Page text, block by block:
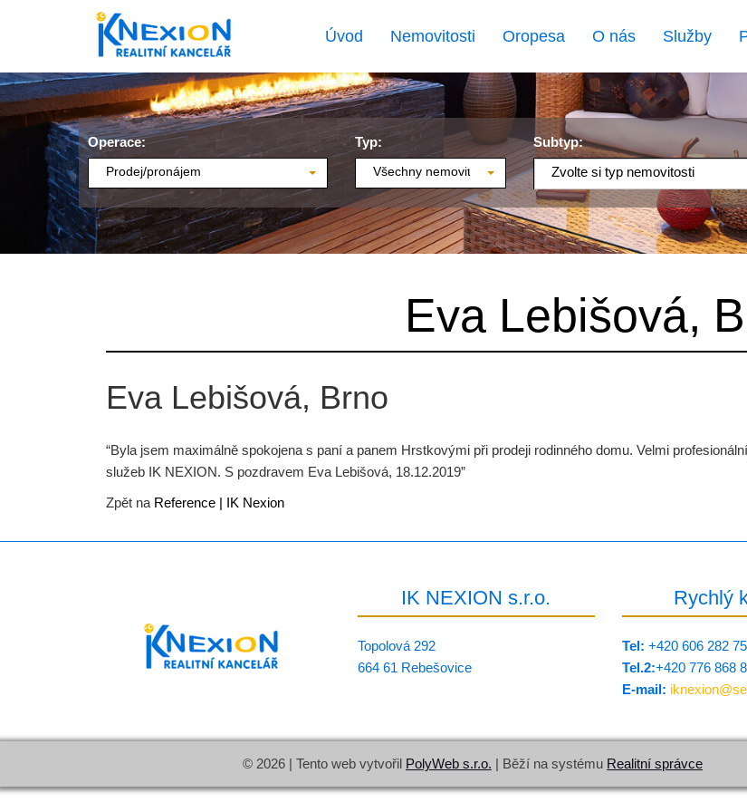
Úvod Nemovitosti Oropesa O nás Služby
Operace:
Prodej/pronájem
Typ:
Všechny nemovitosti
Subtyp:
Zvolte si typ nemovitosti
Eva Lebišová,
Eva Lebišová, Brno
“Byla jsem maximálně spokojena s paní a panem Hrstkovými při prodeji rodinného domu. Velmi
služeb IK NEXION. S pozdravem Eva Lebišová, 18.12.2019”
Zpět na Reference | IK Nexion
IK NEXION s.r.o.
Topolová 292
664 61 Rebešovice
Rychlý
Tel: +420 606 282
Tel.2:+420 776 8­68
E-mail: iknexion@
© 2026 | Tento web vytvořil PolyWeb s.r.o. | Běží na systému Realitní správce